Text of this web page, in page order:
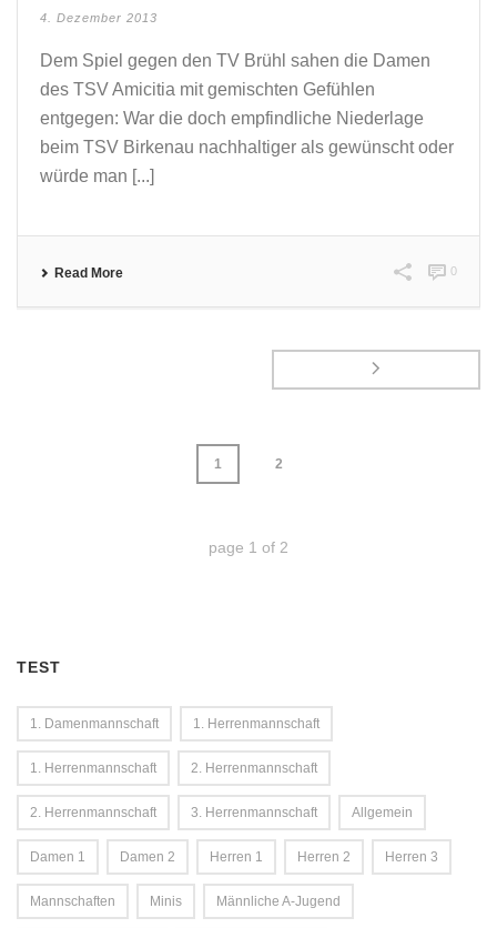
4. Dezember 2013
Dem Spiel gegen den TV Brühl sahen die Damen
des TSV Amicitia mit gemischten Gefühlen
entgegen: War die doch empfindliche Niederlage
beim TSV Birkenau nachhaltiger als gewünscht oder
würde man [...]
Read More 0
1 2
page 1 of 2
TEST
1. Damenmannschaft 1. Herrenmannschaft
1. Herrenmannschaft 2. Herrenmannschaft
2. Herrenmannschaft 3. Herrenmannschaft Allgemein
Damen 1 Damen 2 Herren 1 Herren 2 Herren 3
Mannschaften Minis Männliche A-Jugend